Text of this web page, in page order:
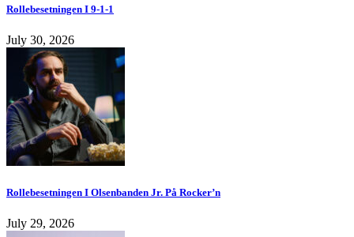
Rollebesetningen I 9-1-1
July 30, 2026
Rollebesetningen I Olsenbanden Jr. På Rocker’n
July 29, 2026